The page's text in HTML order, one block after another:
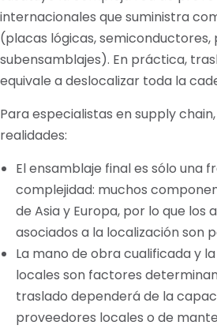
internacionales que suministra
(placas lógicas,
subensamblajes). En práctica,
equivale a deslocalizar toda la
Para especialistas en supply
realidades:
El ensamblaje final es sólo una
complejidad: muchos
de Asia y Europa, por lo que los
asociados a la localización son
La mano de obra cualificada y
locales son factores
traslado dependerá de la
proveedores locales o de